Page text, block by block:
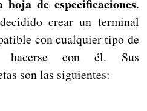
de especificaciones.
crear un terminal
con cualquier tipo de
hacerse con él. Sus
son las siguientes: